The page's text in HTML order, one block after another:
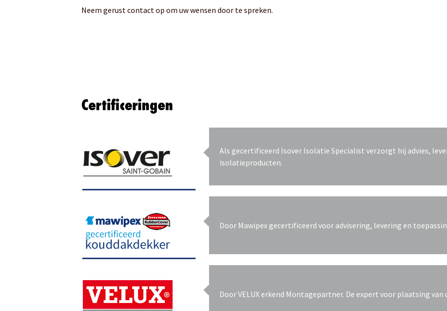
Neem gerust contact op om uw wensen door te spreken.
Certificeringen
Als gecertificeerd Isover Isolatie Specialist verzorgt hij advies,
isolatieproducten.
Door Mawipex gecertificeerd voor advisering, levering en
Door VELUX erkend Montagepartner. De expert voor plaatsing